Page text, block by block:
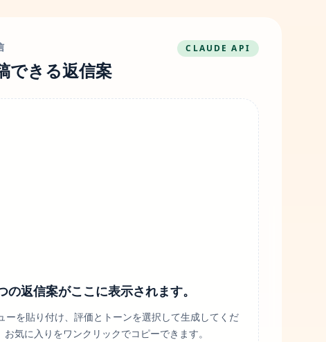
できる返信案
CLAUDE API
の返信案がここに表示されます。
ーを貼り付け、評価とトーンを選択して生成してくだ
お気に入りをワンクリックでコピーできます。